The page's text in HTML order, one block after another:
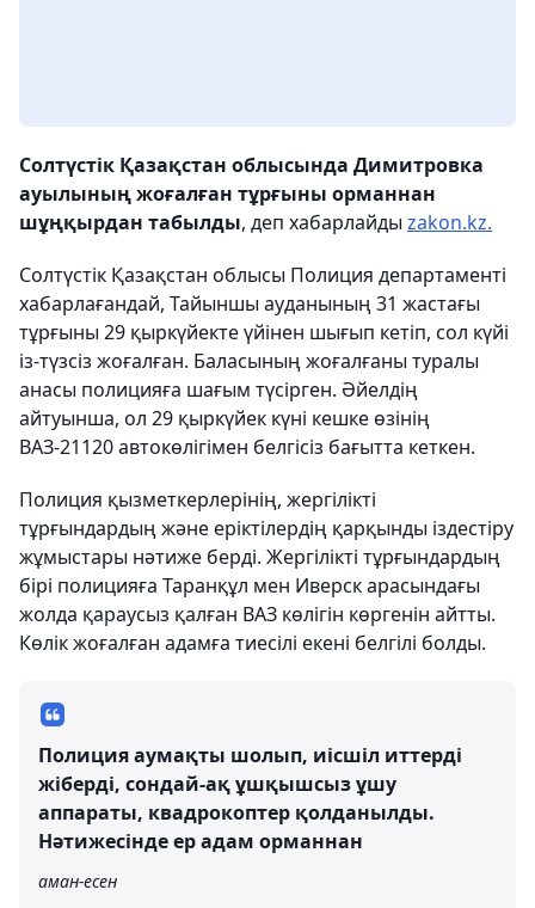
Солтүстік Қазақстан облысында Димитровка
ауылының жоғалған тұрғыны орманнан
шұңқырдан табылды, деп хабарлайды zakon.kz.
Солтүстік Қазақстан облысы Полиция департаменті
хабарлағандай, Тайыншы ауданының 31 жастағы
тұрғыны 29 қыркүйекте үйінен шығып кетіп, сол күйі
із-түзсіз жоғалған. Баласының жоғалғаны туралы
анасы полицияға шағым түсірген. Әйелдің
айтуынша, ол 29 қыркүйек күні кешке өзінің
ВАЗ-21120 автокөлігімен белгісіз бағытта кеткен.
Полиция қызметкерлерінің, жергілікті
тұрғындардың және еріктілердің қарқынды іздестіру
жұмыстары нәтиже берді. Жергілікті тұрғындардың
бірі полицияға Таранқұл мен Иверск арасындағы
жолда қараусыз қалған ВАЗ көлігін көргенін айтты.
Көлік жоғалған адамға тиесілі екені белгілі болды.
Полиция аумақты шолып, иісшіл иттерді
жіберді, сондай-ақ ұшқышсыз ұшу
аппараты, квадрокоптер қолданылды.
Нәтижесінде ер адам орманнан
аман-есен